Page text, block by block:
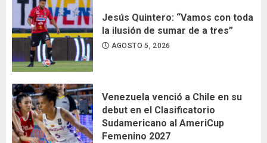
Jesús Quintero: “Vamos con toda
la ilusión de sumar de a tres”
AGOSTO 5, 2026
Venezuela venció a Chile en su
debut en el Clasificatorio
Sudamericano al AmeriCup
Femenino 2027